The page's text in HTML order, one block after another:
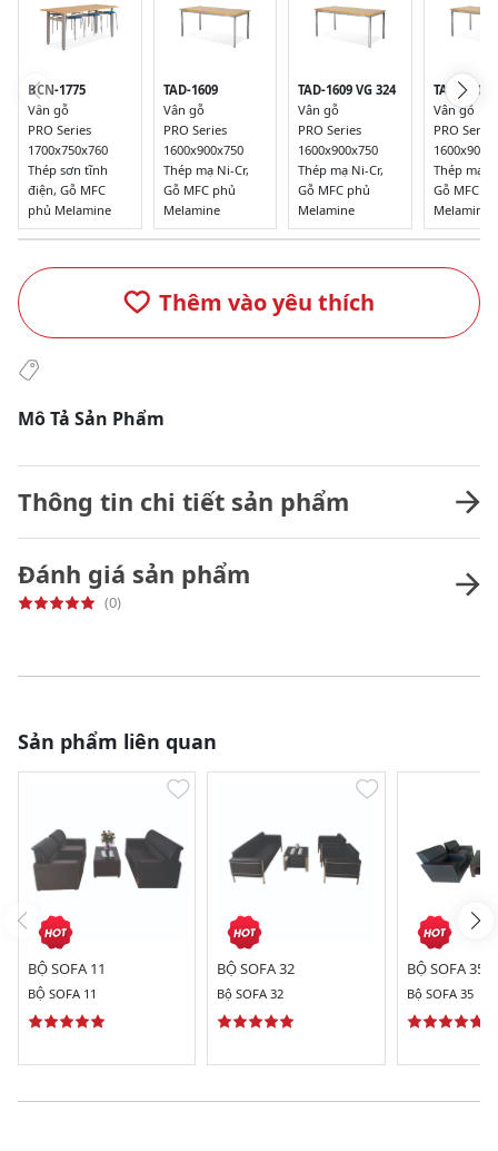
BCN-1775
Vân gỗ
PRO Series
1700x750x760
Thép sơn tĩnh
điện, Gỗ MFC
phủ Melamine
TAD-1609
Vân gỗ
PRO Series
1600x900x750
Thép mạ Ni-Cr,
Gỗ MFC phủ
Melamine
TAD-1609 VG 324
Vân gỗ
PRO Series
1600x900x750
Thép mạ Ni-Cr,
Gỗ MFC phủ
Melamine
TAD-1609
Vân gỗ
PRO Series
Thép mạ
Gỗ MFC
Melamine
Thêm vào yêu thích
Mô Tả Sản Phẩm
Thông tin chi tiết sản phẩm
Đánh giá sản phẩm
(0)
Sản phẩm liên quan
BỘ SOFA 11
BỘ SOFA 11
BỘ SOFA 32
Bộ SOFA 32
BỘ SOFA 35
Bộ SOFA 35